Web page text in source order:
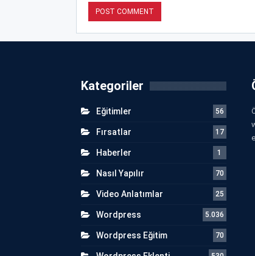
Kategoriler
Eğitimler 56
Fırsatlar 17
Haberler 1
Nasıl Yapılır 70
Video Anlatımlar 25
Wordpress 5.036
Wordpress Eğitim 70